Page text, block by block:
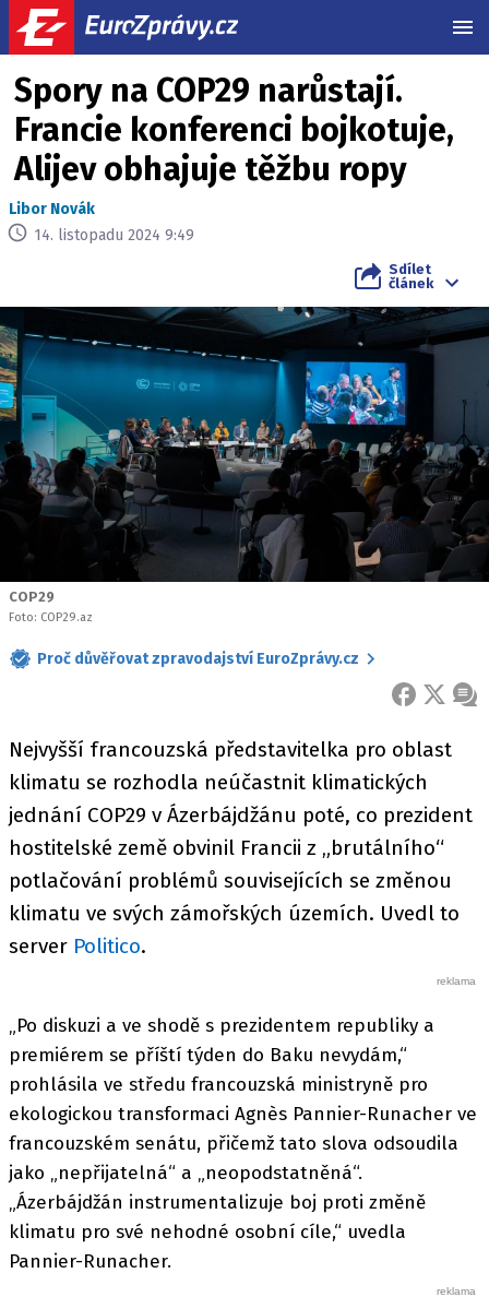
Spory na COP29 narůstají.
Francie konferenci bojkotuje,
Alijev obhajuje těžbu ropy
Libor Novák
14. listopadu 2024 9:49
Sdílet
článek
COP29
Foto: COP29.az
Proč důvěřovat zpravodajství EuroZprávy.cz
FACEBOOK
X
Nejvyšší francouzská představitelka pro oblast
klimatu se rozhodla neúčastnit klimatických
jednání COP29 v Ázerbájdžánu poté, co prezident
hostitelské země obvinil Francii z „brutálního“
potlačování problémů souvisejících se změnou
klimatu ve svých zámořských územích. Uvedl to
server Politico.
„Po diskuzi a ve shodě s prezidentem republiky a
premiérem se příští týden do Baku nevydám,“
prohlásila ve středu francouzská ministryně pro
ekologickou transformaci Agnès Pannier-Runacher ve
francouzském senátu, přičemž tato slova odsoudila
jako „nepřijatelná“ a „neopodstatněná“.
„Ázerbájdžán instrumentalizuje boj proti změně
klimatu pro své nehodné osobní cíle,“ uvedla
Pannier-Runacher.